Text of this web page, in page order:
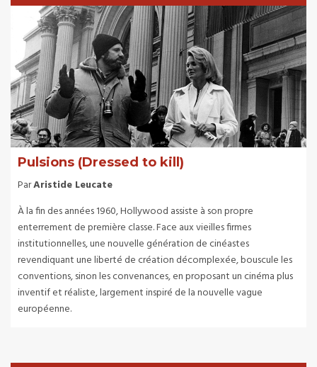
Pulsions (Dressed to kill)
ParAristide Leucate
À la fin des années 1960, Hollywood assiste à son propre
enterrement de première classe. Face aux vieilles firmes
institutionnelles, une nouvelle génération de cinéastes
revendiquant une liberté de création décomplexée, bouscule les
conventions, sinon les convenances, en proposant un cinéma plus
inventif et réaliste, largement inspiré de la nouvelle vague
européenne.